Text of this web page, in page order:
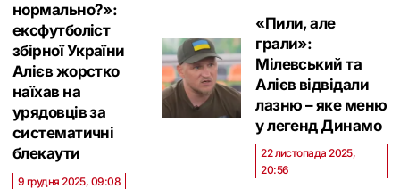
нормально?»:
ексфутболіст
збірної України
Алієв жорстко
наїхав на
урядовців за
систематичні
блекаути
9 грудня 2025, 09:08
«Пили, але
грали»:
Мілевський та
Алієв відвідали
лазню – яке меню
у легенд Динамо
22 листопада 2025,
20:56